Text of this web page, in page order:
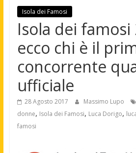
Isola dei Famosi
Isola dei famosi
ecco chi è il
concorrente
ufficiale
28 Agosto 2017 Massimo Lupo
donne, Isola dei Famosi, Luca Dorigo,
famosi